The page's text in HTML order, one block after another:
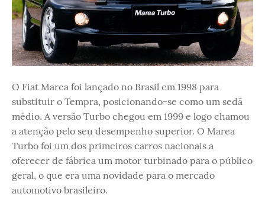
O Fiat Marea foi lançado no Brasil em 1998 para
substituir o Tempra, posicionando-se como um sedã
médio. A versão Turbo chegou em 1999 e logo chamou
a atenção pelo seu desempenho superior. O Marea
Turbo foi um dos primeiros carros nacionais a
oferecer de fábrica um motor turbinado para o público
geral, o que era uma novidade para o mercado
automotivo brasileiro.